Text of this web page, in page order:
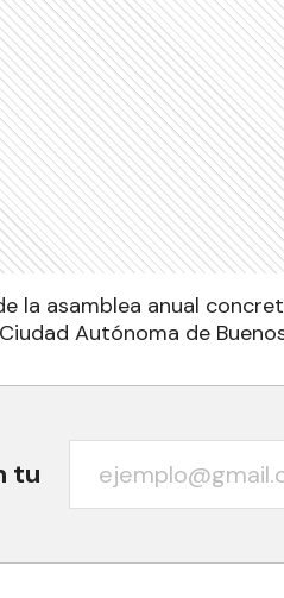
la asamblea anual
Autónoma de
tu